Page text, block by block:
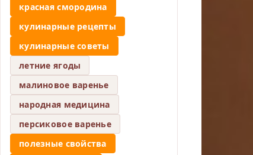
красная смородина
кулинарные рецепты
кулинарные советы
летние ягоды
малиновое варенье
народная медицина
персиковое варенье
полезные свойства